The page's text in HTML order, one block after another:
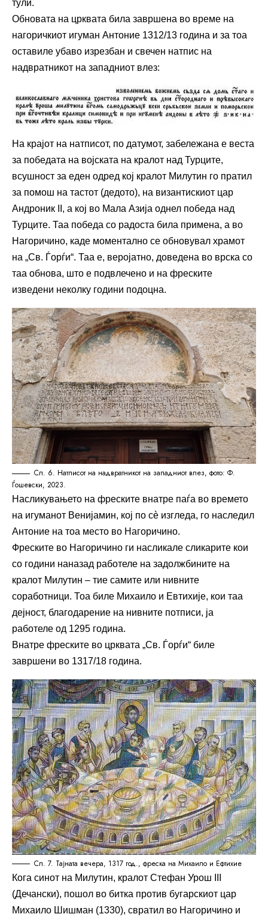
тули.
Обновата на црквата била завршена во време на
нагоричкиот игуман Антоние 1312/13 година и за тоа
оставиле убаво изрезбан и свечен натпис на
надвратникот на западниот влез:
На крајот на натписот, по датумот, забележана е веста
за победата на војската на кралот над Турците,
всушност за еден одред кој кралот Милутин го пратил
за помош на тастот (дедото), на византискиот цар
Андроник II, a кој во Мала Азија однел победа над
Турците. Таа победа со радоста била примена, а во
Нагоричино, каде моментално се обновувал храмот
на „Св. Ѓорѓи“. Таа е, веројатно, доведена во врска со
таа обнова, што е подвлечено и на фреските
изведени неколку години подоцна.
Сл. 6. Натписот на надвратникот на западниот влез, фото: Ф.
Ѓошевски, 2023.
Насликувањето на фреските внатре паѓа во времето
на игуманот Венијамин, кој по сè изгледа, го наследил
Антоние на тоа место во Нагоричино.
Фреските во Нагоричино ги насликале сликарите кои
со години наназад работеле на задолжбините на
кралот Милутин – тие самите или нивните
соработници. Тоа биле Михаило и Евтихије, кои таа
дејност, благодарение на нивните потписи, ја
работеле од 1295 година.
Внатре фреските во црквата „Св. Ѓорѓи“ биле
завршени во 1317/18 година.
Сл. 7. Тајната вечера, 1317 год., фреска на Михаило и Ефтихие
Кога синот на Милутин, кралот Стефан Урош III
(Дечански), пошол во битка против бугарскиот цар
Михаило Шишман (1330), свратил во Нагоричино и